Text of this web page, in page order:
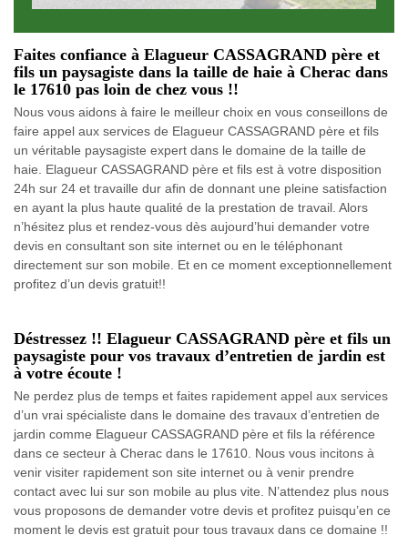
Faites confiance à Elagueur CASSAGRAND père et
fils un paysagiste dans la taille de haie à Cherac dans
le 17610 pas loin de chez vous !!
Nous vous aidons à faire le meilleur choix en vous conseillons de
faire appel aux services de Elagueur CASSAGRAND père et fils
un véritable paysagiste expert dans le domaine de la taille de
haie. Elagueur CASSAGRAND père et fils est à votre disposition
24h sur 24 et travaille dur afin de donnant une pleine satisfaction
en ayant la plus haute qualité de la prestation de travail. Alors
n’hésitez plus et rendez-vous dès aujourd’hui demander votre
devis en consultant son site internet ou en le téléphonant
directement sur son mobile. Et en ce moment exceptionnellement
profitez d’un devis gratuit!!
Déstressez !! Elagueur CASSAGRAND père et fils un
paysagiste pour vos travaux d’entretien de jardin est
à votre écoute !
Ne perdez plus de temps et faites rapidement appel aux services
d’un vrai spécialiste dans le domaine des travaux d’entretien de
jardin comme Elagueur CASSAGRAND père et fils la référence
dans ce secteur à Cherac dans le 17610. Nous vous incitons à
venir visiter rapidement son site internet ou à venir prendre
contact avec lui sur son mobile au plus vite. N’attendez plus nous
vous proposons de demander votre devis et profitez puisqu’en ce
moment le devis est gratuit pour tous travaux dans ce domaine !!